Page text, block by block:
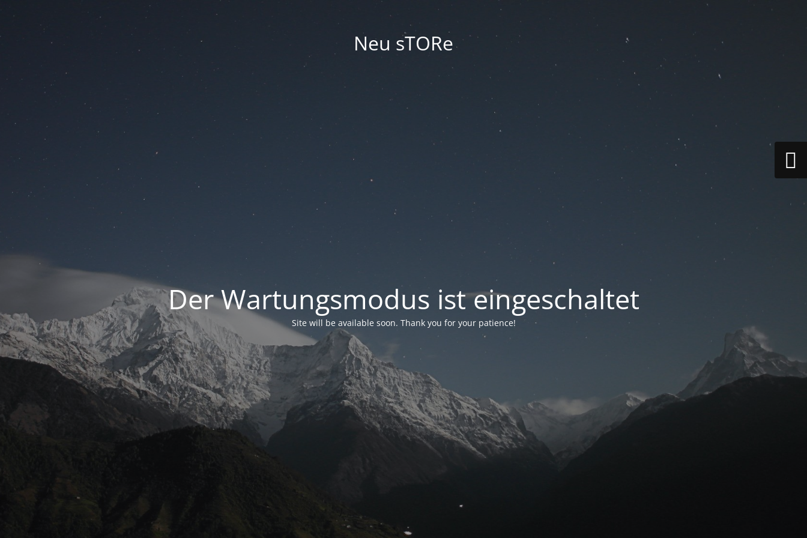
Neu sTORe
Der Wartungsmodus ist eingeschaltet
Site will be available soon. Thank you for your patience!